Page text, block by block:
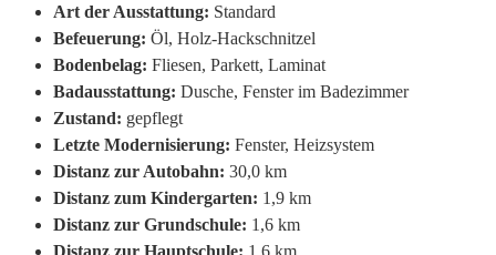
Art der Ausstattung: Standard
Befeuerung: Öl, Holz-Hackschnitzel
Bodenbelag: Fliesen, Parkett, Laminat
Badausstattung: Dusche, Fenster im Badezimmer
Zustand: gepflegt
Letzte Modernisierung: Fenster, Heizsystem
Distanz zur Autobahn: 30,0 km
Distanz zum Kindergarten: 1,9 km
Distanz zur Grundschule: 1,6 km
Distanz zur Hauptschule: 1,6 km